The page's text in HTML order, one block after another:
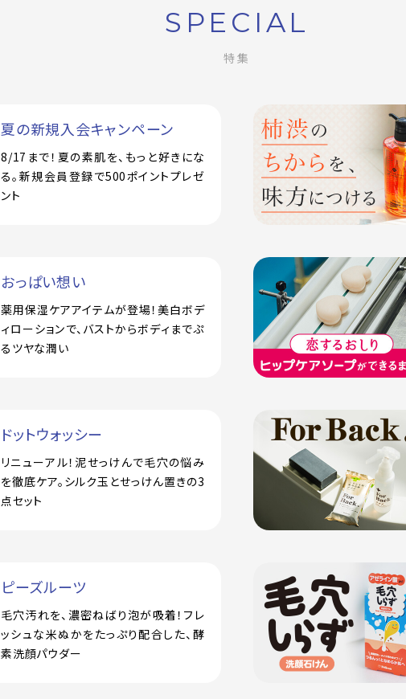
SPECIAL
特集
夏の新規入会キャンペーン
8/17まで！夏の素肌を、もっと好きにな
る。新規会員登録で500ポイントプレゼ
ント
おっぱい想い
薬用保湿ケアアイテムが登場！美白ボデ
ィローションで、バストからボディまでぷ
るツヤな潤い
ドットウォッシー
リニューアル！泥せっけんで毛穴の悩み
を徹底ケア。シルク玉とせっけん置きの3
点セット
ピーズルーツ
毛穴汚れを、濃密ねばり泡が吸着！フレ
ッシュな米ぬかをたっぷり配合した、酵
素洗顔パウダー